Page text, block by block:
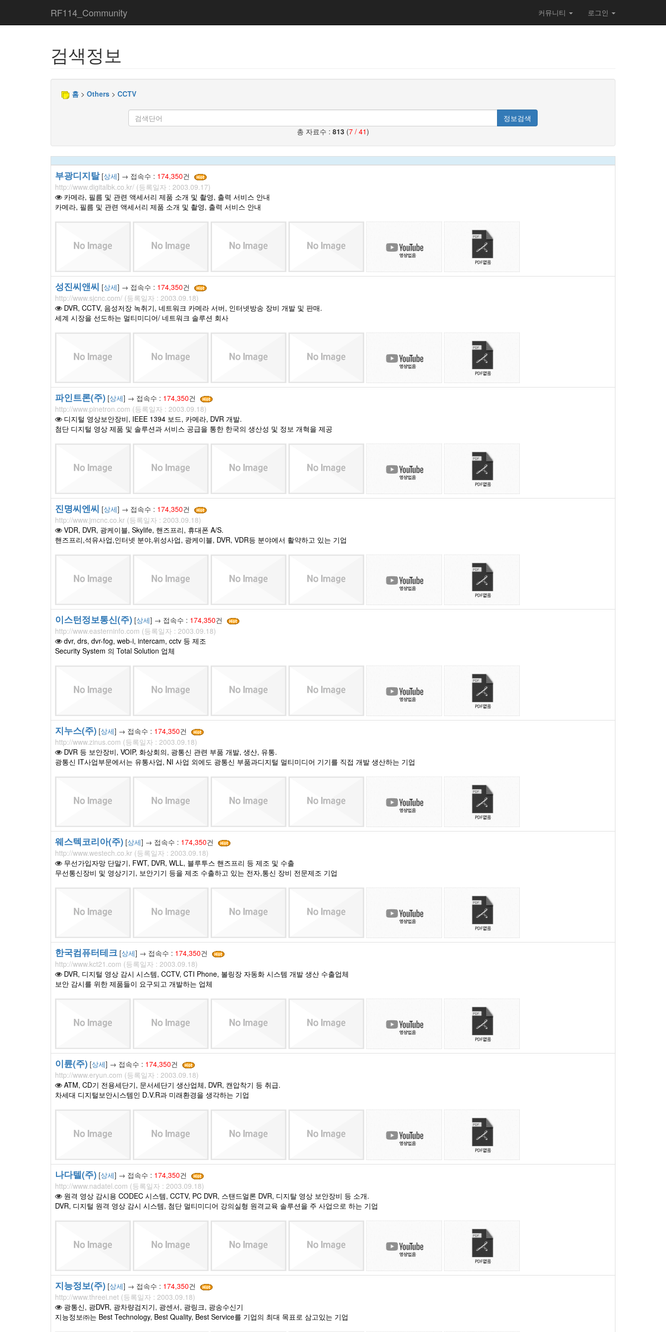
RF114_Community 커뮤니티 로그인
검색정보
홈 > Others > CCTV
정보검색
총 자료수 : 813 (7 / 41)
부광디지탈[상세] → 접속수 : 174,350건
http://www.digitalbk.co.kr/ (등록일자 : 2003.09.17)
카메라, 필름 및 관련 액세서리 제품 소개 및 촬영, 출력 서비스 안내
카메라, 필름 및 관련 액세서리 제품 소개 및 촬영, 출력 서비스 안내
성진씨앤씨 [상세] → 접속수 : 174,350건
http://www.sjcnc.com/ (등록일자 : 2003.09.18)
DVR, CCTV, 음성저장 녹취기, 네트워크 카메라 서버, 인터넷방송 장비 개발 및 판매.
세계 시장을 선도하는 멀티미디어/ 네트워크 솔루션 회사
파인트론(주) [상세] → 접속수 : 174,350건
http://www.pinetron.com (등록일자 : 2003.09.18)
디지털 영상보안장비, IEEE 1394 보드, 카메라, DVR 개발.
첨단 디지털 영상 제품 및 솔루션과 서비스 공급을 통한 한국의 생산성 및 정보 개혁을 제공
진명씨엔씨 [상세] → 접속수 : 174,350건
http://www.jmcnc.co.kr (등록일자 : 2003.09.18)
VDR, DVR, 광케이블, Skylife, 핸즈프리, 휴대폰 A/S.
핸즈프리,석유사업,인터넷 분야,위성사업, 광케이블, DVR, VDR등 분야에서 활약하고 있는 기업
이스턴정보통신(주) [상세] → 접속수 : 174,350건
http://www.easterninfo.com (등록일자 : 2003.09.18)
dvr, drs, dvr-fog, web-i, intercam, cctv 등 제조
Security System 의 Total Solution 업체
지누스(주) [상세] → 접속수 : 174,350건
http://www.zinus.com (등록일자 : 2003.09.18)
DVR 등 보안장비, VOIP, 화상회의, 광통신 관련 부품 개발, 생산, 유통.
광통신 IT사업부문에서는 유통사업, NI 사업 외에도 광통신 부품과디지털 멀티미디어 기기를 직접 개발 생산하는 기업
웨스텍코리아(주) [상세] → 접속수 : 174,350건
http://www.westech.co.kr (등록일자 : 2003.09.18)
무선가입자망 단말기, FWT, DVR, WLL, 블루투스 핸즈프리 등 제조 및 수출
무선통신장비 및 영상기기, 보안기기 등을 제조 수출하고 있는 전자,통신 장비 전문제조 기업
한국컴퓨터테크 [상세] → 접속수 : 174,350건
http://www.kct21.com (등록일자 : 2003.09.18)
DVR, 디지털 영상 감시 시스템, CCTV, CTI Phone, 볼링장 자동화 시스템 개발 생산 수출업체
보안 감시를 위한 제품들이 요구되고 개발하는 업체
이륜(주) [상세] → 접속수 : 174,350건
http://www.eryun.com (등록일자 : 2003.09.18)
ATM, CD기 전용세단기, 문서세단기 생산업체, DVR, 캔압착기 등 취급.
차세대 디지털보안시스템인 D.V.R과 미래환경을 생각하는 기업
나다텔(주) [상세] → 접속수 : 174,350건
http://www.nadatel.com (등록일자 : 2003.09.18)
원격 영상 감시용 CODEC 시스템, CCTV, PC DVR, 스탠드얼론 DVR, 디지탈 영상 보안장비 등 소개.
DVR, 디지털 원격 영상 감시 시스템, 첨단 멀티미디어 강의실형 원격교육 솔루션을 주 사업으로 하는 기업
지능정보(주) [상세] → 접속수 : 174,350건
http://www.threei.net (등록일자 : 2003.09.18)
광통신, 광DVR, 광차량검지기, 광센서, 광링크, 광송수신기
지능정보㈜는 Best Technology, Best Quality, Best Service를 기업의 최대 목표로 삼고있는 기업